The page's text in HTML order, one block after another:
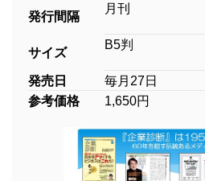
発行間隔
月刊
サイズ
B5判
発売日
毎月27日
参考価格
1,650円